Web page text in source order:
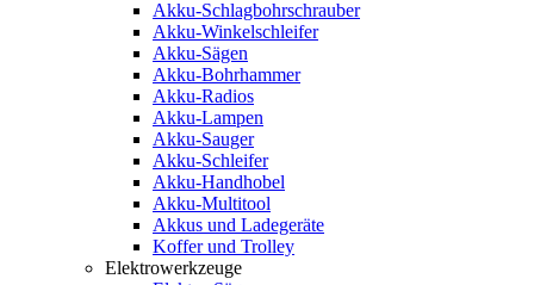
Akku-Schlagbohrschrauber
Akku-Winkelschleifer
Akku-Sägen
Akku-Bohrhammer
Akku-Radios
Akku-Lampen
Akku-Sauger
Akku-Schleifer
Akku-Handhobel
Akku-Multitool
Akkus und Ladegeräte
Koffer und Trolley
Elektrowerkzeuge